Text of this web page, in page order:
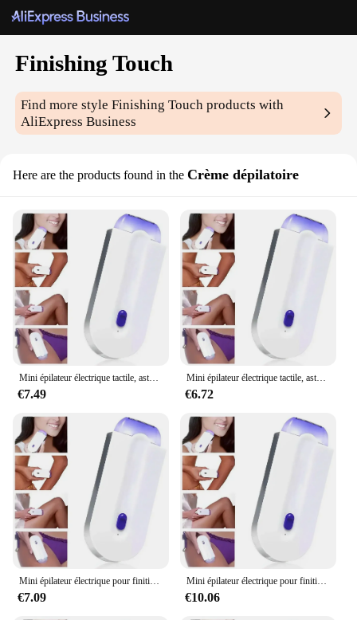
Finishing Touch
Find more styleFinishing Touch products with
AliExpress Business
Here are the products found in the Crème dépilatoire
Mini épilateur électrique tactile, aste, élimine indolore le corps et le visage
€7.49
Mini épilateur électrique tactile, aste, élimine indolore le corps et le visage
€6.72
Mini épilateur électrique pour finition tactile, aste, élimine indolore le corps et le visage
€7.09
Mini épilateur électrique pour finition tactile, aste, élimine indolore le corps et le visage
€10.06